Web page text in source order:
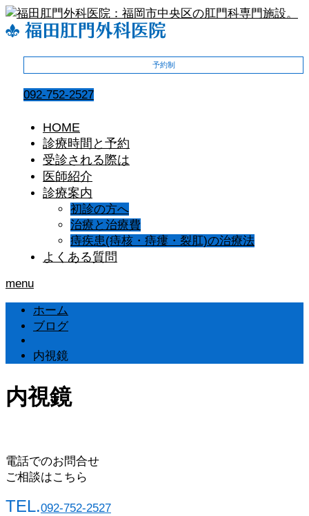
予約制
092-752-2527
HOME
診療時間と予約
受診される際は
医師紹介
診療案内
初診の方へ
治療と治療費
痔疾患(痔核・痔瘻・裂肛)の治療法
よくある質問
menu
ホーム
ブログ
内視鏡
内視鏡
電話でのお問合せ
ご相談はこちら
TEL.092-752-2527